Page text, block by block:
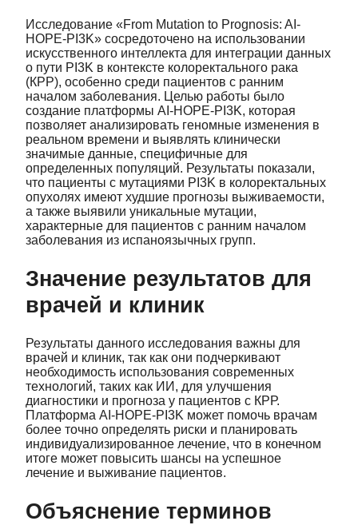
Исследование «From Mutation to Prognosis: AI-
HOPE-PI3K» сосредоточено на использовании
искусственного интеллекта для интеграции данных
о пути PI3K в контексте колоректального рака
(КРР), особенно среди пациентов с ранним
началом заболевания. Целью работы было
создание платформы AI-HOPE-PI3K, которая
позволяет анализировать геномные изменения в
реальном времени и выявлять клинически
значимые данные, специфичные для
определенных популяций. Результаты показали,
что пациенты с мутациями PI3K в колоректальных
опухолях имеют худшие прогнозы выживаемости,
а также выявили уникальные мутации,
характерные для пациентов с ранним началом
заболевания из испаноязычных групп.
Значение результатов для
врачей и клиник
Результаты данного исследования важны для
врачей и клиник, так как они подчеркивают
необходимость использования современных
технологий, таких как ИИ, для улучшения
диагностики и прогноза у пациентов с КРР.
Платформа AI-HOPE-PI3K может помочь врачам
более точно определять риски и планировать
индивидуализированное лечение, что в конечном
итоге может повысить шансы на успешное
лечение и выживание пациентов.
Объяснение терминов